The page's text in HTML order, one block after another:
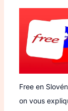
Free en
on vous